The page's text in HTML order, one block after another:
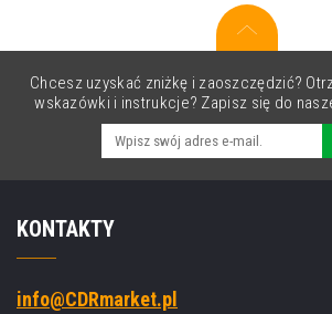
cm
(10,1''),
USB,
USB-
C,
BT,
Wi‑Fi,
Chcesz uzyskać zniżkę i zaoszczędzić?
wskazówki i instrukcje? Zapisz się do
KONTAKTY
info@CDRmarket.pl